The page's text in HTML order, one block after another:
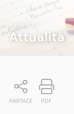
A RICERCA
Attualità
PARTAGE PDF